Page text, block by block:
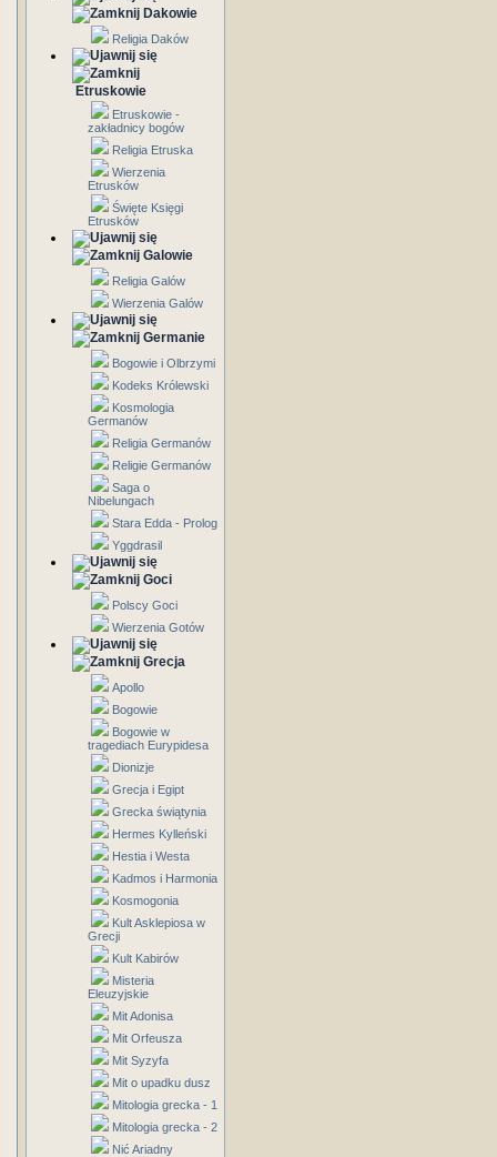
Dakowie
Religia Daków
Etruskowie
Etruskowie -
zakładnicy bogów
Religia Etruska
Wierzenia
Etrusków
Święte Księgi
Etrusków
Galowie
Religia Galów
Wierzenia Galów
Germanie
Bogowie i Olbrzymi
Kodeks Królewski
Kosmologia
Germanów
Religia Germanów
Religie Germanów
Saga o
Nibelungach
Stara Edda - Prolog
Yggdrasil
Goci
Polscy Goci
Wierzenia Gotów
Grecja
Apollo
Bogowie
Bogowie w
tragediach Eurypidesa
Dionizje
Grecja i Egipt
Grecka świątynia
Hermes Kylleński
Hestia i Westa
Kadmos i Harmonia
Kosmogonia
Kult Asklepiosa w
Grecji
Kult Kabirów
Misteria
Eleuzyjskie
Mit Adonisa
Mit Orfeusza
Mit Syzyfa
Mit o upadku dusz
Mitologia grecka - 1
Mitologia grecka - 2
Nić Ariadny